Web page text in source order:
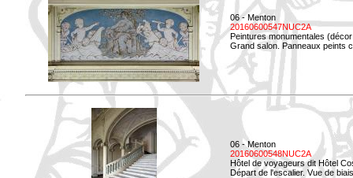
06 - Menton
20160600547NUC2A
Peintures monumentales
Grand salon. Panneaux peints
06 - Menton
20160600548NUC2A
Hôtel de voyageurs dit Hôtel
Départ de l'escalier. Vue de